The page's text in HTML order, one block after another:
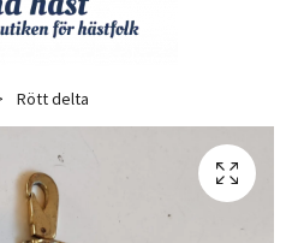
Rött delta